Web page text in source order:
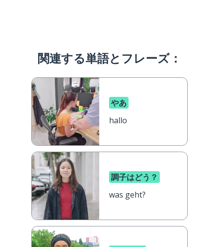
関連する単語とフレーズ：
やあ
hallo
調子はどう？
was geht?